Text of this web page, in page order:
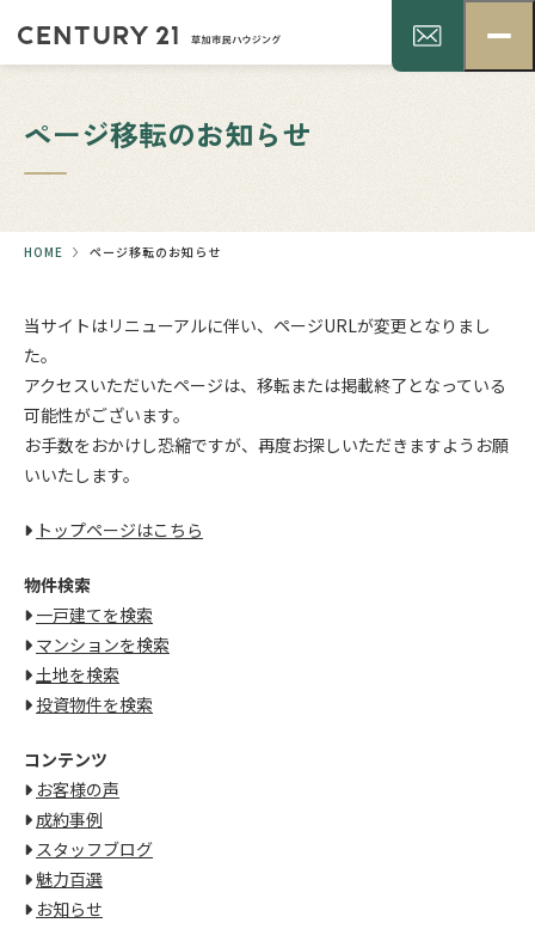
ページ移転のお知らせ
HOME ページ移転のお知らせ
当サイトはリニューアルに伴い、ページURLが変更となりまし
た。
アクセスいただいたページは、移転または掲載終了となっている
可能性がございます。
お手数をおかけし恐縮ですが、再度お探しいただきますようお願
いいたします。
トップページはこちら
物件検索
一戸建てを検索
マンションを検索
土地を検索
投資物件を検索
コンテンツ
お客様の声
成約事例
スタッフブログ
魅力百選
お知らせ